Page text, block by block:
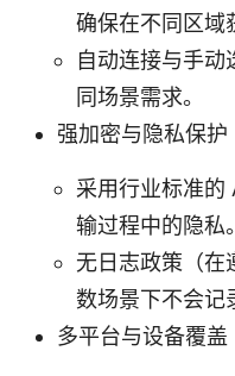
确保在不同区域
自动连接与手动
同场景需求。
强加密与隐私保护
采用行业标准的
输过程中的隐私。
无日志政策（在
数场景下不会记
多平台与设备覆盖